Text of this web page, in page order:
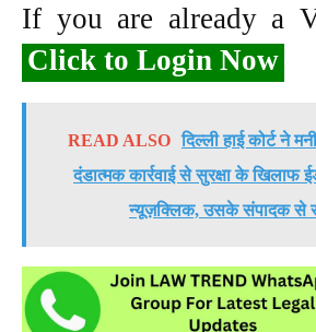
If you are already a
Click to Login Now
READ ALSO दिल्ली हाई कोर्ट ने
दंडात्मक कार्रवाई से सुरक्षा के खिलाफ
न्यूज़क्लिक, उसके संपादक से